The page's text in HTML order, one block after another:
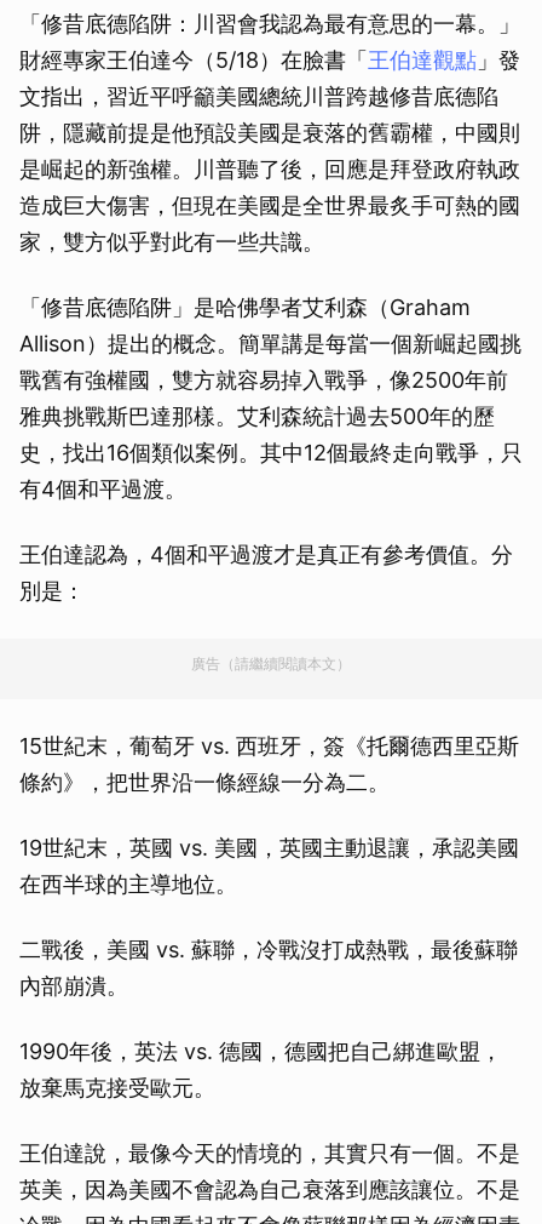
「修昔底德陷阱：川習會我認為最有意思的一幕。」
財經專家王伯達今（5/18）在臉書「 王伯達觀點 」發
文指出，習近平呼籲美國總統川普跨越修昔底德陷
阱，隱藏前提是他預設美國是衰落的舊霸權，中國則
是崛起的新強權。川普聽了後，回應是拜登政府執政
造成巨大傷害，但現在美國是全世界最炙手可熱的國
家，雙方似乎對此有一些共識。
「修昔底德陷阱」是哈佛學者艾利森（Graham
Allison）提出的概念。簡單講是每當一個新崛起國挑
戰舊有強權國，雙方就容易掉入戰爭，像2500年前
雅典挑戰斯巴達那樣。艾利森統計過去500年的歷
史，找出16個類似案例。其中12個最終走向戰爭，只
有4個和平過渡。
王伯達認為，4個和平過渡才是真正有參考價值。分
別是：
廣告（請繼續閱讀本文）
15世紀末，葡萄牙 vs. 西班牙，簽《托爾德西里亞斯
條約》，把世界沿一條經線一分為二。
19世紀末，英國 vs. 美國，英國主動退讓，承認美國
在西半球的主導地位。
二戰後，美國 vs. 蘇聯，冷戰沒打成熱戰，最後蘇聯
內部崩潰。
1990年後，英法 vs. 德國，德國把自己綁進歐盟，
放棄馬克接受歐元。
王伯達說，最像今天的情境的，其實只有一個。不是
英美，因為美國不會認為自己衰落到應該讓位。不是